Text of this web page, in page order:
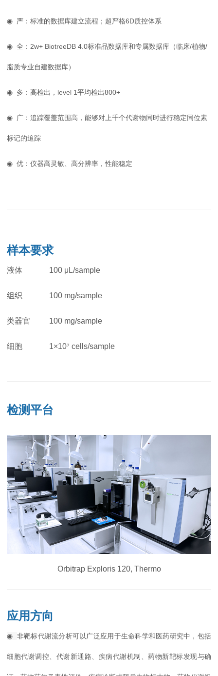
◉ 严：标准的数据库建立流程；超严格6D质控体系
◉ 全：2w+ BiotreeDB 4.0标准品数据库和专属数据库（临床/植物/
脂质专业自建数据库）
◉ 多：高检出，level 1平均检出800+
◉ 广：追踪覆盖范围高，能够对上千个代谢物同时进行稳定同位素
标记的追踪
◉ 优：仪器高灵敏、高分辨率，性能稳定
样本要求
液体 100 μL/sample
组织 100 mg/sample
类器官 100 mg/sample
细胞 1×10⁷ cells/sample
检测平台
Orbitrap Exploris 120, Thermo
应用方向
◉ 非靶标代谢流分析可以广泛应用于生命科学和医药研究中，包括
细胞代谢调控、代谢新通路、疾病代谢机制、药物新靶标发现与确